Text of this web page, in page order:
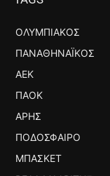
ΟΛΥΜΠΙΑΚΌΣ
ΠΑΝΑΘΗΝΑΪΚΌΣ
ΑΕΚ
ΠΑΟΚ
ΆΡΗΣ
ΠΟΔΌΣΦΑΙΡΟ
ΜΠΆΣΚΕΤ